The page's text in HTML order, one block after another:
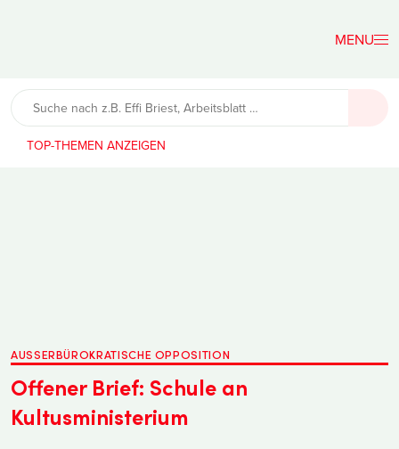
Lehrerfreund
TOP-THEMEN
AUSSERBÜROKRATISCHE OPPOSITION
Offener Brief: Schule an
Kultusministerium